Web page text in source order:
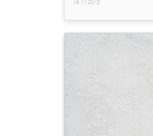
14.11.2012